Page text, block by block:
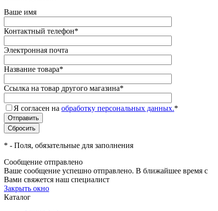
Ваше имя
Контактный телефон*
Электронная почта
Название товара*
Ссылка на товар другого магазина*
Я согласен на обработку персональных данных.*
* - Поля, обязательные для заполнения
Сообщение отправлено
Ваше сообщение успешно отправлено. В ближайшее время с
Вами свяжется наш специалист
Закрыть окно
Каталог